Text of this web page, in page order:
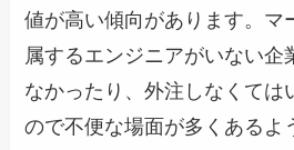
値が高い傾向があります。マ
属するエンジニアがいない企
なかったり、外注しなくては
ので不便な場面が多くあるよ